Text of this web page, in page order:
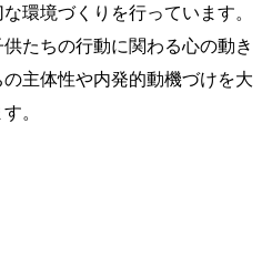
環境づくりを行っています。
たちの行動に関わる心の動き
主体性や内発的動機づけを大
。